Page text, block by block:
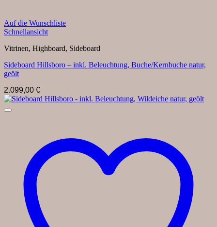
Auf die Wunschliste
Schnellansicht
Vitrinen, Highboard, Sideboard
Sideboard Hillsboro – inkl. Beleuchtung, Buche/Kernbuche natur,
geölt
2.099,00 €